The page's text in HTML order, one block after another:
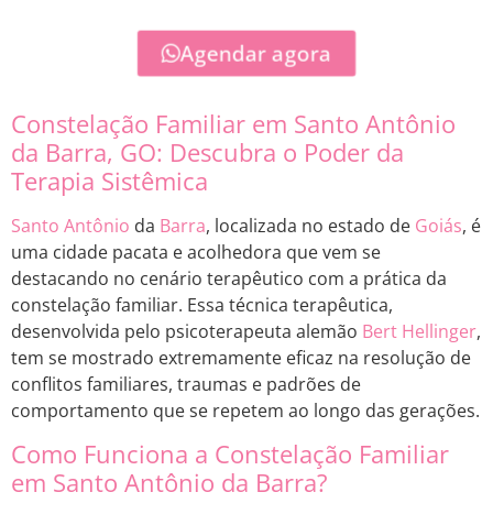
Agendar agora
Constelação Familiar em Santo Antônio
da Barra, GO: Descubra o Poder da
Terapia Sistêmica
Santo Antônio da Barra, localizada no estado de Goiás, é
uma cidade pacata e acolhedora que vem se
destacando no cenário terapêutico com a prática da
constelação familiar. Essa técnica terapêutica,
desenvolvida pelo psicoterapeuta alemão Bert Hellinger,
tem se mostrado extremamente eficaz na resolução de
conflitos familiares, traumas e padrões de
comportamento que se repetem ao longo das gerações.
Como Funciona a Constelação Familiar
em Santo Antônio da Barra?